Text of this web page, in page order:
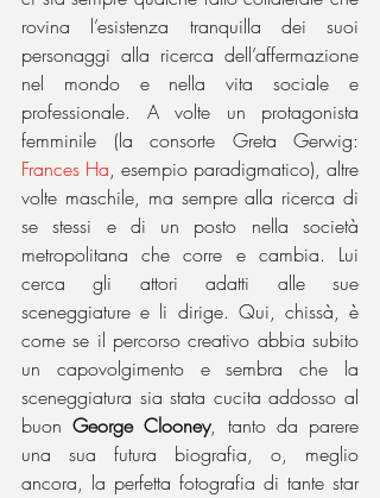
rovina l’esistenza tranquilla dei suoi
personaggi alla ricerca dell’affermazione
nel mondo e nella vita sociale e
professionale. A volte un protagonista
Frances Ha, esempio paradigmatico), altre
volte maschile, ma sempre alla ricerca di
se stessi e di un posto nella società
metropolitana che corre e cambia. Lui
cerca gli attori adatti alle sue
sceneggiature e li dirige. Qui, chissà, è
come se il percorso creativo abbia subito
un capovolgimento e sembra che la
sceneggiatura sia stata cucita addosso al
buon George Clooney, tanto da parere
una sua futura biografia, o, meglio
ancora, la perfetta fotografia di tante star